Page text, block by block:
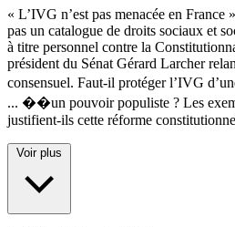
« L’IVG n’est pas menacée en France
pas un catalogue de droits sociaux et
à titre personnel contre la
président du Sénat Gérard Larcher
consensuel. Faut-il protéger l’IVG
... ��un pouvoir populiste ? Les
justifient-ils cette réforme
Voir plus